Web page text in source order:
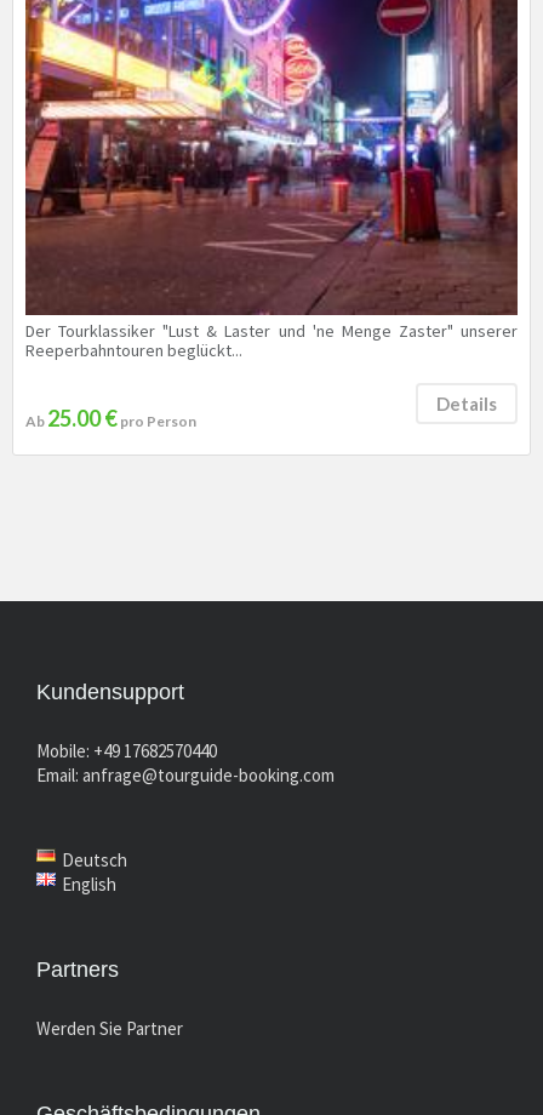
Der Tourklassiker "Lust & Laster und 'ne Menge Zaster" unserer
Reeperbahntouren beglückt...
Ab 25.00 € pro Person
Details
Kundensupport
Mobile: +49 17682570440
Email: anfrage@tourguide-booking.com
Deutsch
English
Partners
Werden Sie Partner